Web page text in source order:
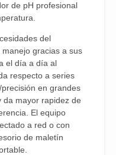
de pH profesional
del
gracias a sus
el día a día al
respecto a series
en grandes
da mayor rapidez de
El equipo
a red o con
de maletín